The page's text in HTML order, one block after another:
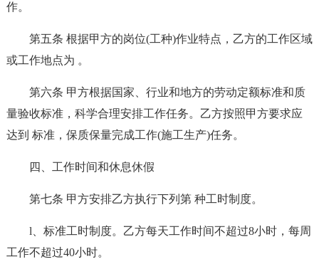
作。
第五条 根据甲方的岗位(工种)作业特点，乙方的工作区域
或工作地点为 。
第六条 甲方根据国家、行业和地方的劳动定额标准和质
量验收标准，科学合理安排工作任务。乙方按照甲方要求应
达到 标准，保质保量完成工作(施工生产)任务。
四、工作时间和休息休假
第七条 甲方安排乙方执行下列第 种工时制度。
l、标准工时制度。乙方每天工作时间不超过8小时，每周
工作不超过40小时。